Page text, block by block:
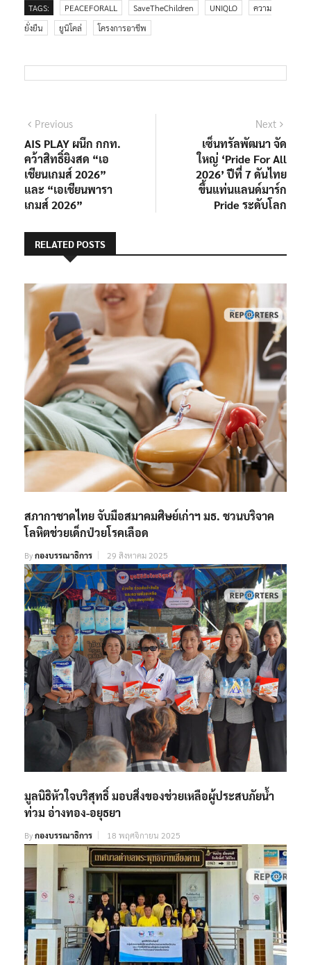
TAGS: PEACEFORALL SaveTheChildren UNIQLO
ความ
ยั่งยืน
ยูนิโคล่ โครงการอาชีพ
แนะแนว
เรื่อง
PreviousPrevious
post:
AIS PLAY ผนึก กกท.
คว้าสิทธิ์ยิงสด “เอ
เชียนเกมส์ 2026”
และ “เอเชียนพารา
เกมส์ 2026”
Next
เซ็นทรัลพัฒนา จัด
ใหญ่ ‘Pride For All
2026’ ปีที่ 7 ดันไทย
ขึ้นแท่นแลนด์มาร์ก
Pride ระดับโลก
RELATED POSTS
สภากาชาดไทย จับมือสมาคมศิษย์เก่าฯ มธ. ชวนบริจาค
โลหิตช่วยเด็กป่วยโรคเลือด
Byกองบรรณาธิการ 29 สิงหาคม 2025
มูลนิธิหัวใจบริสุทธิ์ มอบสิ่งของช่วยเหลือผู้ประสบภัยน้ำ
ท่วม อ่างทอง-อยุธยา
Byกองบรรณาธิการ 18 พฤศจิกายน 2025